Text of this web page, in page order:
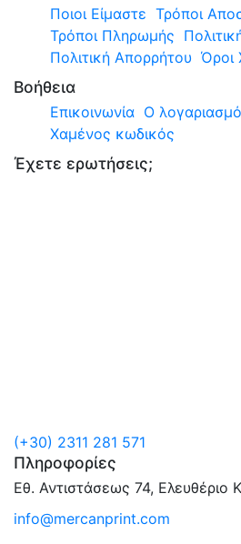
Ποιοι Είμαστε Τρόποι
Τρόποι Πληρωμής
Πολιτική Απορρήτου Όροι
Βοήθεια
Επικοινωνία Ο
Χαμένος κωδικός
Έχετε ερωτήσεις;
(+30) 2311 281 571
Πληροφορίες
Εθ. Αντιστάσεως 74, Ελευθέριο
info@mercanprint.com